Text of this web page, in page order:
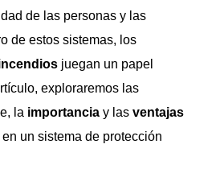
de las personas y las
de estos sistemas, los
juegan un papel
exploraremos las
la importanciay las ventajas
un sistema de protección